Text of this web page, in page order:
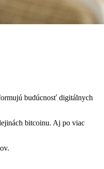
budúcnosť digitálnych
bitcoinu. Aj po viac